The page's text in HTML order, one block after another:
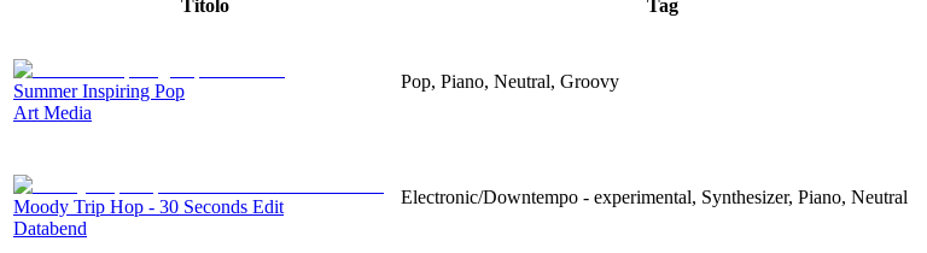
Titolo Tag
Summer Inspiring Pop
Art Media
Pop, Piano, Neutral, Groovy
Moody Trip Hop - 30 Seconds Edit
Databend
Electronic/Downtempo - experimental, Synthesizer, Piano, Neutral